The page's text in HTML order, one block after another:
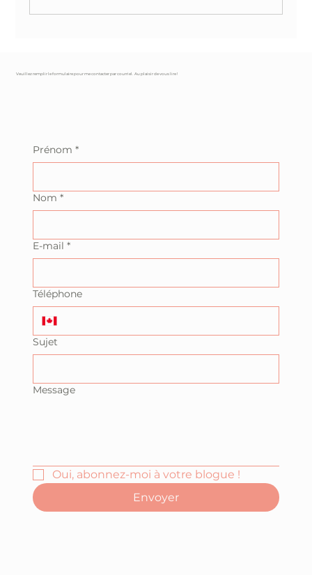
Vert d'envie : laissez la nature s'inviter
Veuillez remplir le formulaire pour me contacter par courriel. Au plaisir de vous lire !
Prénom *
Nom *
E-mail *
Téléphone
Sujet
Message
Oui, abonnez-moi à votre blogue !
Envoyer